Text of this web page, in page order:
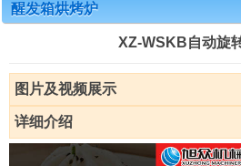
醒发箱烘烤炉
XZ-WSKB自动旋
图片及视频展示
详细介绍